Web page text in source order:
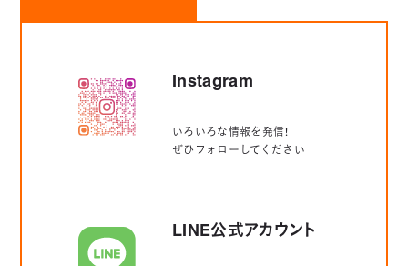
Instagram
いろいろな情報を発信！
ぜひフォローしてください
LINE公式アカウント